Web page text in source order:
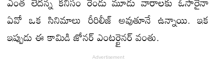
ఏవో ఒక సినిమాలు రీరిలీజ్ అవుతూనే ఉన్నాయి. ఇక
ఇప్పుడు ఈ కామిడి జోనర్ ఎంటర్టైనర్ వంతు.